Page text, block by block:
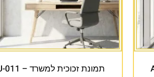
תמונת זכוכית למשרד – AU-011